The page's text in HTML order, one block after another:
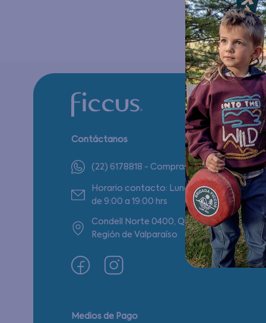
Contáctanos
(22) 6178818 - Compras Internet
Horario contacto: Lunes a Viernes
de 9:00 a 19:00 hrs
Condell Norte 0400, Quilpué,
Región de Valparaíso
Medios de Pago